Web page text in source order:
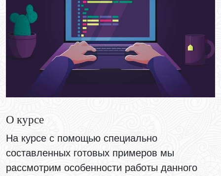
О курсе
На курсе с помощью специально
составленных готовых примеров мы
рассмотрим особенности работы данного